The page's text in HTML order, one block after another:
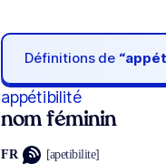
Définitions de
appétibilité
nom féminin
FR [apetibilite]